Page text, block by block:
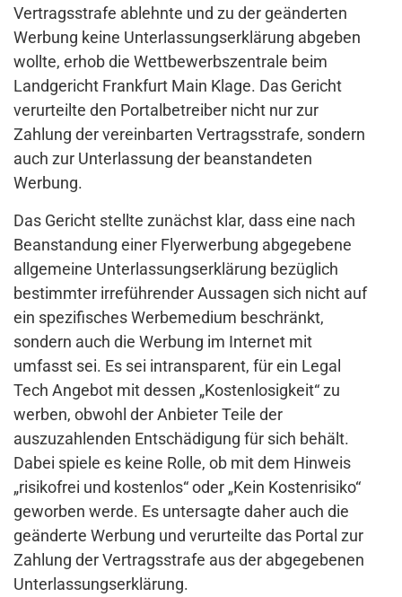
Vertragsstrafe ablehnte und zu der geänderten
Werbung keine Unterlassungserklärung abgeben
wollte, erhob die Wettbewerbszentrale beim
Landgericht Frankfurt Main Klage. Das Gericht
verurteilte den Portalbetreiber nicht nur zur
Zahlung der vereinbarten Vertragsstrafe, sondern
auch zur Unterlassung der beanstandeten
Werbung.
Das Gericht stellte zunächst klar, dass eine nach
Beanstandung einer Flyerwerbung abgegebene
allgemeine Unterlassungserklärung bezüglich
bestimmter irreführender Aussagen sich nicht auf
ein spezifisches Werbemedium beschränkt,
sondern auch die Werbung im Internet mit
umfasst sei. Es sei intransparent, für ein Legal
Tech Angebot mit dessen „Kostenlosigkeit“ zu
werben, obwohl der Anbieter Teile der
auszuzahlenden Entschädigung für sich behält.
Dabei spiele es keine Rolle, ob mit dem Hinweis
„risikofrei und kostenlos“ oder „Kein Kostenrisiko“
geworben werde. Es untersagte daher auch die
geänderte Werbung und verurteilte das Portal zur
Zahlung der Vertragsstrafe aus der abgegebenen
Unterlassungserklärung.